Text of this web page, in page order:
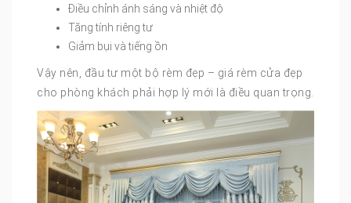
Điều chỉnh ánh sáng và nhiệt độ
Tăng tính riêng tư
Giảm bụi và tiếng ồn
Vậy nên, đầu tư một bộ rèm đẹp – giá rèm cửa đẹp
cho phòng khách phải hợp lý mới là điều quan trọng.